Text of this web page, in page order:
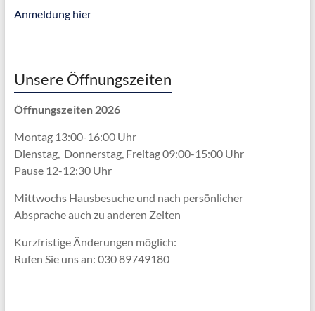
Anmeldung hier
Unsere Öffnungszeiten
Öffnungszeiten 2026
Montag 13:00-16:00 Uhr
Dienstag, Donnerstag, Freitag 09:00-15:00 Uhr
Pause 12-12:30 Uhr
Mittwochs Hausbesuche und nach persönlicher
Abspracheauch zu anderen Zeiten
Kurzfristige Änderungen möglich:
Rufen Sie uns an: 030 89749180